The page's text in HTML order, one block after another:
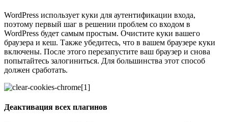
WordPress использует куки для аутентификации входа,
поэтому первый шаг в решении проблем со входом в
WordPress будет самым простым. Очистите куки вашего
браузера и кеш. Также убедитесь, что в вашем браузере куки
включены. После этого перезапустите ваш браузер и снова
попытайтесь залогиниться. Для большинства этот способ
должен сработать.
Деактивация всех плагинов